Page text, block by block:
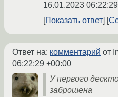
16.01.2023
Показать ответ
Ответ на: комментарий от
06:22:29 +00:00
У первого
заброшена